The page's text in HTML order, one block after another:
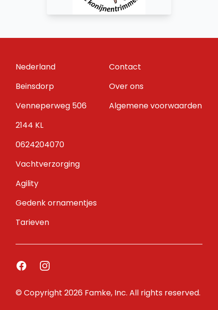
Nederland
Beinsdorp
Venneperweg 506
2144 KL
0624204070
Contact
Over ons
Algemene voorwaarden
Vachtverzorging
Agility
Gedenk ornamentjes
Tarieven
FacebookInstagram
© Copyright 2026 Famke, Inc. All rights reserved.